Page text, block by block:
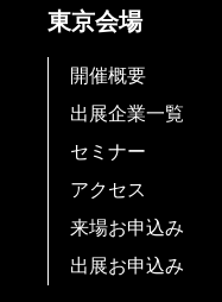
東京会場
開催概要
出展企業一覧
セミナー
アクセス
来場お申込み
出展お申込み